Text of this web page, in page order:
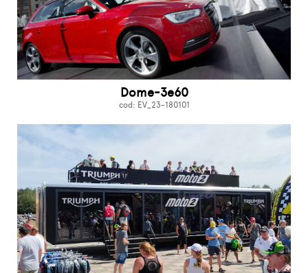
Dome-3e60
cod: EV_23-180101